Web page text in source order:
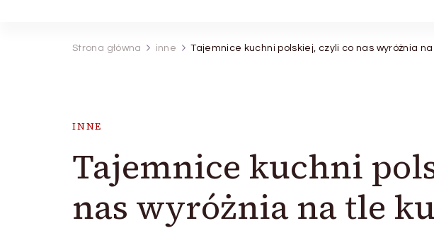
Strona główna inne Tajemnice kuchni polskiej, czyli co nas wyróżnia
INNE
Tajemnice kuchni
nas wyróżnia na tle